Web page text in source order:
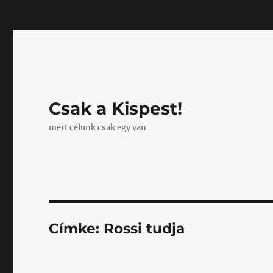
Csak a Kispest!
mert célunk csak egy van
Címke: Rossi tudja